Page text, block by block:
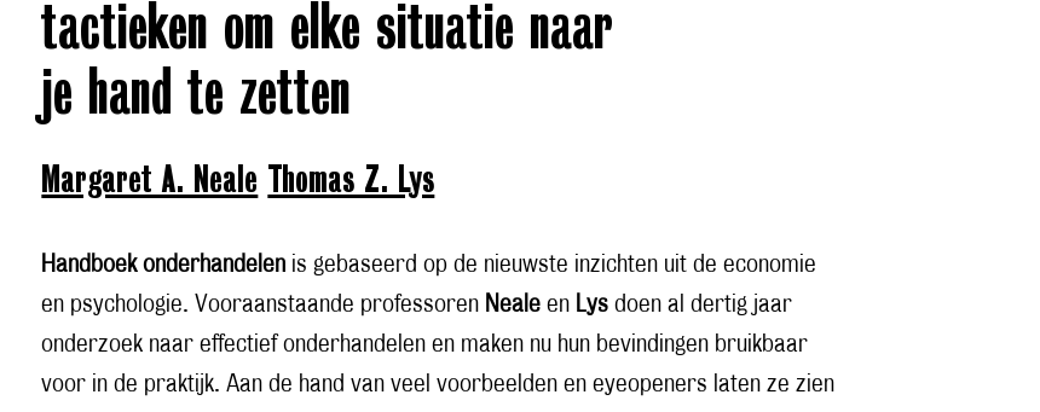
tactieken om elke situatie naar
je hand te zetten
Margaret A. Neale Thomas Z. Lys
Handboek onderhandelen is gebaseerd op de nieuwste inzichten uit de economie
en psychologie. Vooraanstaande professoren Neale en Lys doen al dertig jaar
onderzoek naar effectief onderhandelen en maken nu hun bevindingen bruikbaar
voor in de praktijk. Aan de hand van veel voorbeelden en eyeopeners laten ze zien